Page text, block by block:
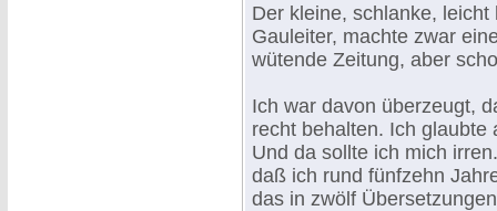
Der kleine, schlanke,
Gauleiter, machte zwar
wütende Zeitung, aber
Ich war davon überzeugt,
recht behalten. Ich glaubte
Und da sollte ich mich
daß ich rund fünfzehn
das in zwölf